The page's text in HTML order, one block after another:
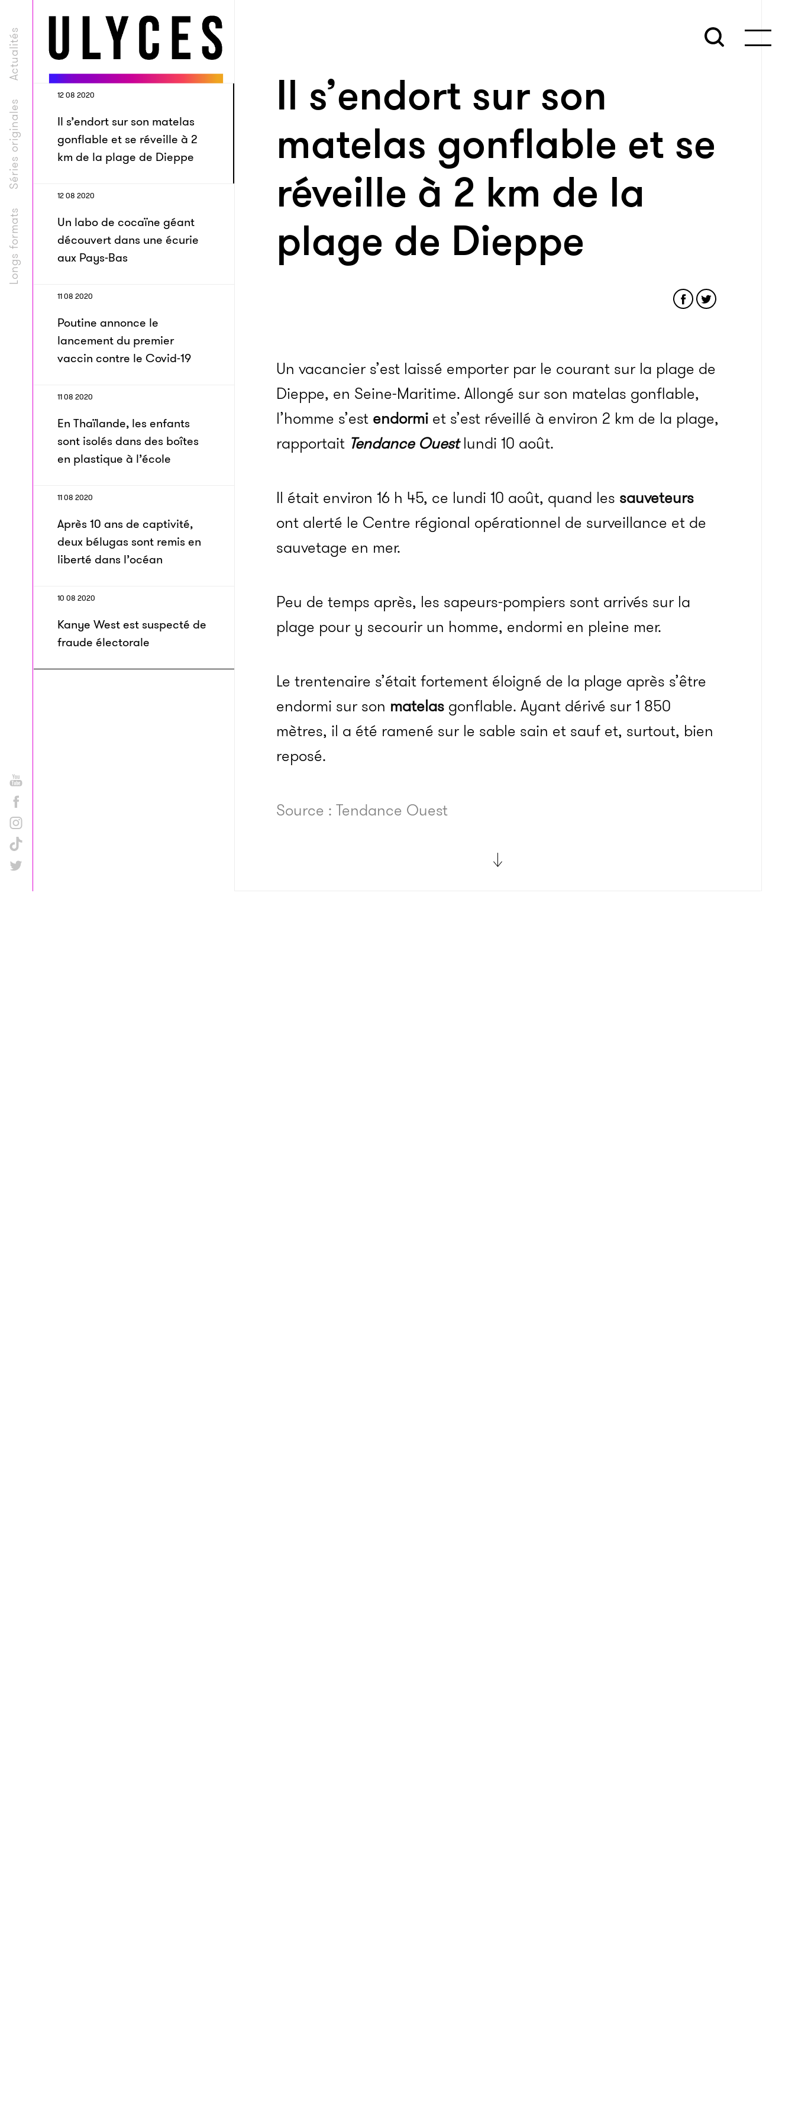
Longs formats
Séries originales
Actualités
12 08 2020
Il s’endort sur son matelas
gonflable et se réveille à 2
km de la plage de Dieppe
12 08 2020
Un labo de cocaïne géant
découvert dans une écurie
aux Pays-Bas
11 08 2020
Poutine annonce le
lancement du premier
vaccin contre le Covid-19
11 08 2020
En Thaïlande, les enfants
sont isolés dans des boîtes
en plastique à l’école
11 08 2020
Après 10 ans de captivité,
deux bélugas sont remis en
liberté dans l’océan
10 08 2020
Kanye West est suspecté de
fraude électorale
Il s’endort sur son
matelas gonflable et se
réveille à 2 km de la
plage de Dieppe
Un vacancier s’est laissé emporter par le courant sur la plage de
Dieppe, en Seine-Maritime. Allongé sur son matelas gonflable,
l’homme s’est endormi et s’est réveillé à environ 2 km de la plage,
rapportait Tendance Ouestlundi 10 août.
Il était environ 16 h 45, ce lundi 10 août, quand les sauveteurs
ont alerté le Centre régional opérationnel de surveillance et de
sauvetage en mer.
Peu de temps après, les sapeurs-pompiers sont arrivés sur la
plage pour y secourir un homme, endormi en pleine mer.
Le trentenaire s’était fortement éloigné de la plage après s’être
endormi sur son matelas gonflable. Ayant dérivé sur 1 850
mètres, il a été ramené sur le sable sain et sauf et, surtout, bien
reposé.
Source : Tendance Ouest